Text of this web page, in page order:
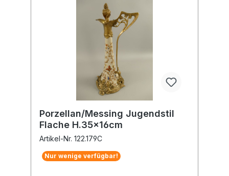
Porzellan/Messing Jugendstil
Flache H.35x16cm
Artikel-Nr. 122.179C
Nur wenige verfügbar!